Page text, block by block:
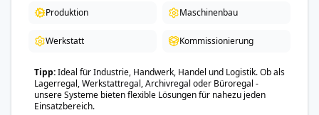
Produktion Maschinenbau
Werkstatt Kommissionierung
Tipp Ideal für Industrie, Handwerk, Handel und Logistik. Ob als
Lagerregal, Werkstattregal, Archivregal oder Büroregal -
unsere Systeme bieten flexible Lösungen für nahezu jeden
Einsatzbereich.